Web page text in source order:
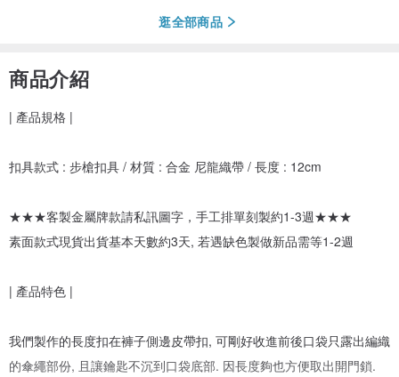
逛全部商品
商品介紹
| 產品規格 |
扣具款式 : 步槍扣具 / 材質 : 合金 尼龍織帶 / 長度 : 12cm
★★★客製金屬牌款請私訊圖字，手工排單刻製約1-3週★★★
素面款式現貨出貨基本天數約3天, 若遇缺色製做新品需等1-2週
| 產品特色 |
我們製作的長度扣在褲子側邊皮帶扣, 可剛好收進前後口袋只露出編織
的傘繩部份, 且讓鑰匙不沉到口袋底部. 因長度夠也方便取出開門鎖.